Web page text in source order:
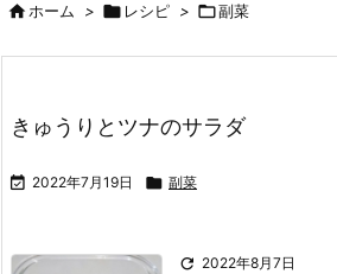
ホーム >  レシピ > 副菜
きゅうりとツナのサラダ
 2022年7月19日  副菜
 2022年8月7日